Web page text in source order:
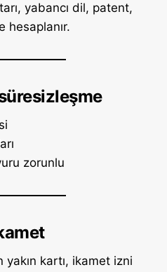
yabancı dil, patent,
hesaplanır.
zorunlu
kartı, ikamet izni